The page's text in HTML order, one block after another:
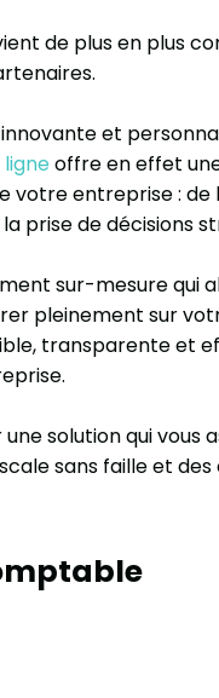
de plus en plus
et
offre en effet
votre entreprise : de
prise de décisions
sur-mesure qui
pleinement sur
transparente et
solution qui vous
sans faille et des